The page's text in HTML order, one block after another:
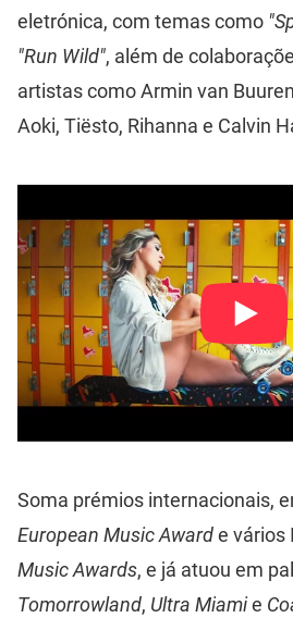
eletrónica, com temas como
"Run Wild", além de
artistas como Armin van
Aoki, Tiësto, Rihanna e Calvin
Soma prémios internacionais,
European Music Awarde vários
Music Awards, e já atuou em
Tomorrowland, Ultra Miamie